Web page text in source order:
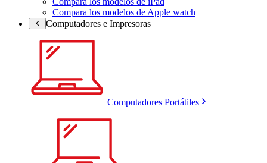
Compara los modelos de Apple watch
Computadores e Impresoras
Computadores Portátiles